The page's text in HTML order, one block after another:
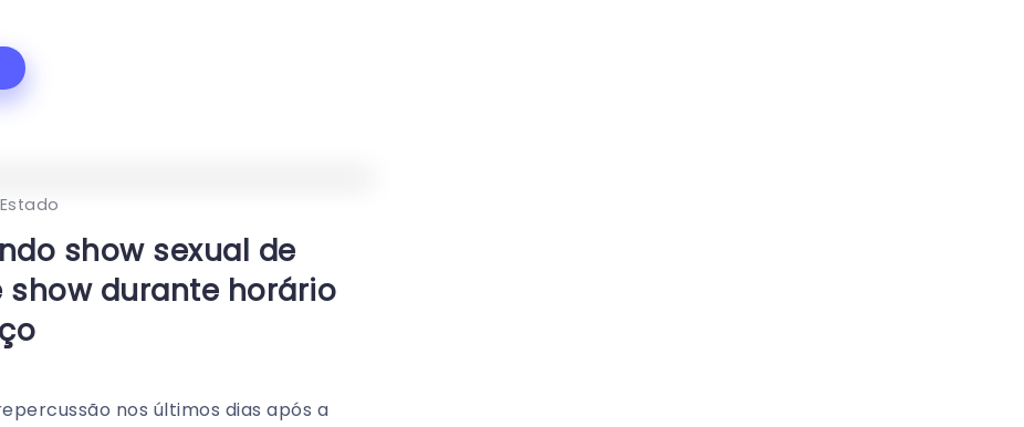
show sexual de
durante horário
nos últimos dias após a